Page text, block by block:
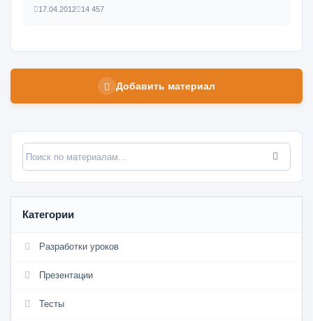
17.04.2012 14 457
Добавить материал
Категории
Разработки уроков
Презентации
Тесты